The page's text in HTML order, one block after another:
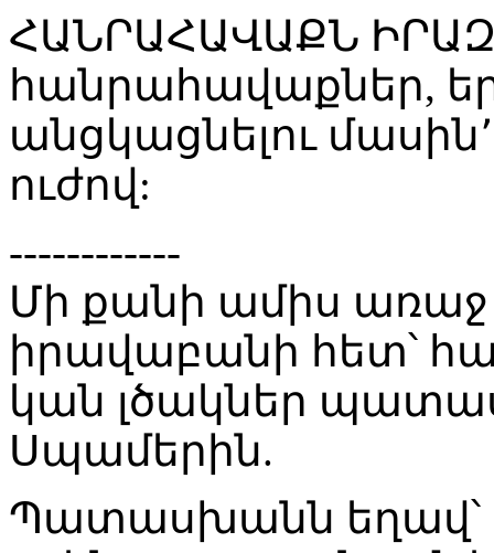
ՀԱՆՐԱՀԱՎԱՔՆ
հանրահավաքներ,
անցկացնելու
ուժով:
------------
Մի քանի ամիս առաջ
իրավաբանի հետ՝
կան լծակներ
Սպամերին.
Պատասխանն եղավ՝